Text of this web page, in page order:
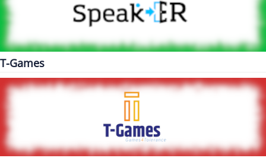
T-Games